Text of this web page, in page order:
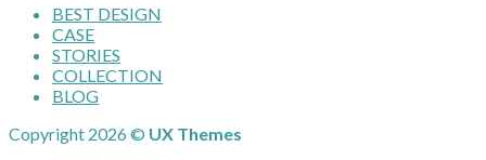
BEST DESIGN
CASE
STORIES
COLLECTION
BLOG
Copyright 2026 © UX Themes